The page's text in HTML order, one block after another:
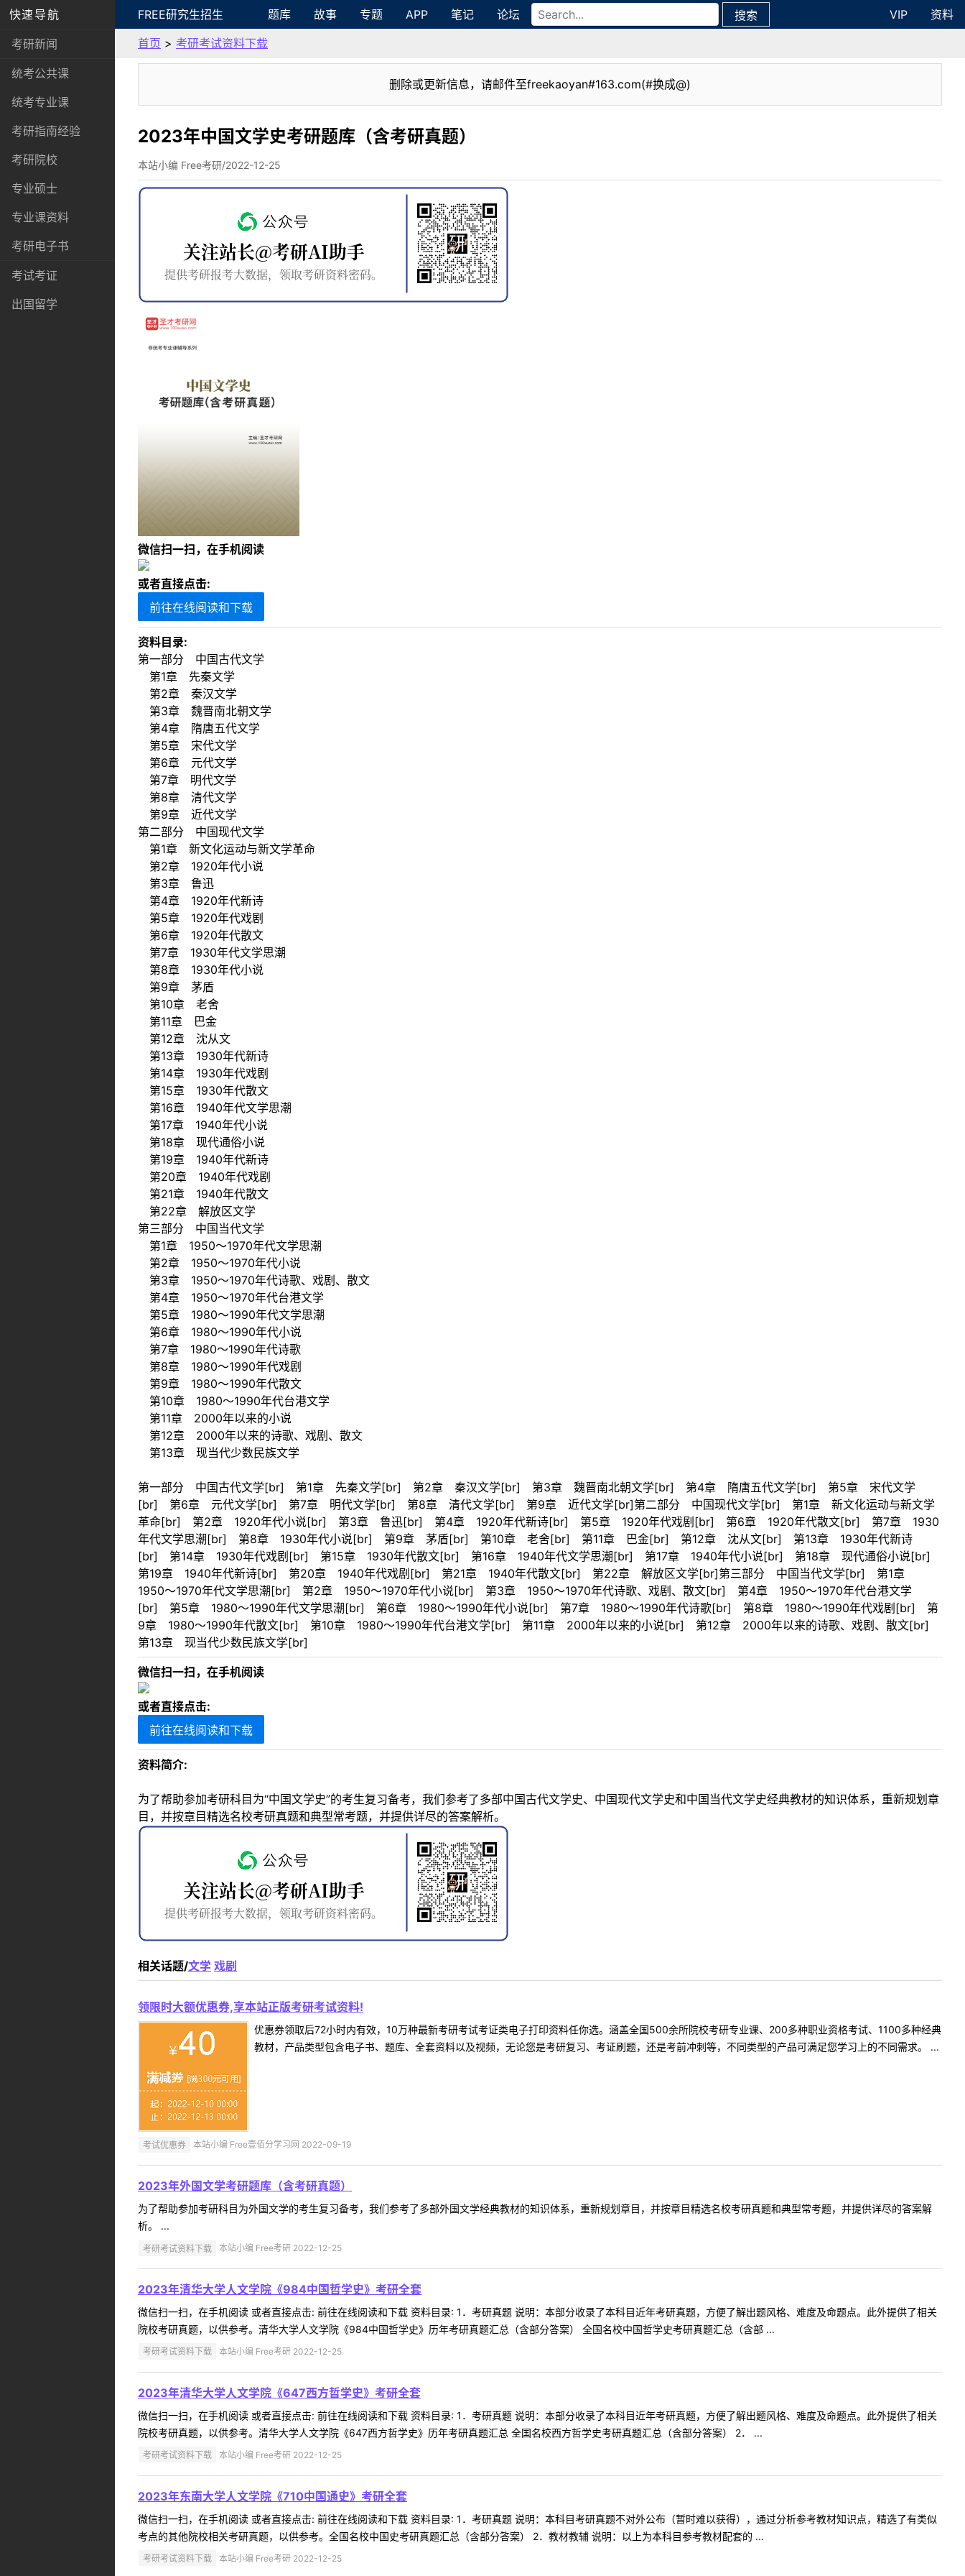
快速导航
考研新闻
统考公共课
统考专业课
考研指南经验
考研院校
专业硕士
专业课资料
考研电子书
考试考证
出国留学
FREE研究生招生 题库 故事 专题 APP 笔记 论坛 搜索 VIP
资料
首页 > 考研考试资料下载
删除或更新信息，请邮件至freekaoyan#163.com(#换成@)
2023年中国文学史考研题库（含考研真题）
本站小编 Free考研/2022-12-25
微信扫一扫，在手机阅读
或者直接点击:
前往在线阅读和下载
资料目录:
第一部分 中国古代文学
第1章 先秦文学
第2章 秦汉文学
第3章 魏晋南北朝文学
第4章 隋唐五代文学
第5章 宋代文学
第6章 元代文学
第7章 明代文学
第8章 清代文学
第9章 近代文学
第二部分 中国现代文学
第1章 新文化运动与新文学革命
第2章 1920年代小说
第3章 鲁迅
第4章 1920年代新诗
第5章 1920年代戏剧
第6章 1920年代散文
第7章 1930年代文学思潮
第8章 1930年代小说
第9章 茅盾
第10章 老舍
第11章 巴金
第12章 沈从文
第13章 1930年代新诗
第14章 1930年代戏剧
第15章 1930年代散文
第16章 1940年代文学思潮
第17章 1940年代小说
第18章 现代通俗小说
第19章 1940年代新诗
第20章 1940年代戏剧
第21章 1940年代散文
第22章 解放区文学
第三部分 中国当代文学
第1章 1950～1970年代文学思潮
第2章 1950～1970年代小说
第3章 1950～1970年代诗歌、戏剧、散文
第4章 1950～1970年代台港文学
第5章 1980～1990年代文学思潮
第6章 1980～1990年代小说
第7章 1980～1990年代诗歌
第8章 1980～1990年代戏剧
第9章 1980～1990年代散文
第10章 1980～1990年代台港文学
第11章 2000年以来的小说
第12章 2000年以来的诗歌、戏剧、散文
第13章 现当代少数民族文学
第一部分 中国古代文学[br] 第1章 先秦文学[br] 第2章 秦汉文学[br] 第3章 魏晋南北朝文学[br] 第4章 隋唐五代文学[br] 第5章 宋代文学
[br] 第6章 元代文学[br] 第7章 明代文学[br] 第8章 清代文学[br] 第9章 近代文学[br]第二部分 中国现代文学[br] 第1章 新文化运动与新文学
革命[br] 第2章 1920年代小说[br] 第3章 鲁迅[br] 第4章 1920年代新诗[br] 第5章 1920年代戏剧[br] 第6章 1920年代散文[br] 第7章 1930
年代文学思潮[br] 第8章 1930年代小说[br] 第9章 茅盾[br] 第10章 老舍[br] 第11章 巴金[br] 第12章 沈从文[br] 第13章 1930年代新诗
[br] 第14章 1930年代戏剧[br] 第15章 1930年代散文[br] 第16章 1940年代文学思潮[br] 第17章 1940年代小说[br] 第18章 现代通俗小说[br]
第19章 1940年代新诗[br] 第20章 1940年代戏剧[br] 第21章 1940年代散文[br] 第22章 解放区文学[br]第三部分 中国当代文学[br] 第1章
1950～1970年代文学思潮[br] 第2章 1950～1970年代小说[br] 第3章 1950～1970年代诗歌、戏剧、散文[br] 第4章 1950～1970年代台港文学
[br] 第5章 1980～1990年代文学思潮[br] 第6章 1980～1990年代小说[br] 第7章 1980～1990年代诗歌[br] 第8章 1980～1990年代戏剧[br] 第
9章 1980～1990年代散文[br] 第10章 1980～1990年代台港文学[br] 第11章 2000年以来的小说[br] 第12章 2000年以来的诗歌、戏剧、散文[br]
第13章 现当代少数民族文学[br]
微信扫一扫，在手机阅读
或者直接点击:
前往在线阅读和下载
资料简介:
为了帮助参加考研科目为“中国文学史”的考生复习备考，我们参考了多部中国古代文学史、中国现代文学史和中国当代文学史经典教材的知识体系，重新规划章
目，并按章目精选名校考研真题和典型常考题，并提供详尽的答案解析。
相关话题/文学 戏剧
领限时大额优惠券,享本站正版考研考试资料!
优惠券领取后72小时内有效，10万种最新考研考试考证类电子打印资料任你选。涵盖全国500余所院校考研专业课、200多种职业资格考试、1100多种经典
教材，产品类型包含电子书、题库、全套资料以及视频，无论您是考研复习、考证刷题，还是考前冲刺等，不同类型的产品可满足您学习上的不同需求。 ...
考试优惠券 本站小编 Free壹佰分学习网 2022-09-19
2023年外国文学考研题库（含考研真题）
为了帮助参加考研科目为外国文学的考生复习备考，我们参考了多部外国文学经典教材的知识体系，重新规划章目，并按章目精选名校考研真题和典型常考题，并提供详尽的答案解
析。 ...
考研考试资料下载 本站小编 Free考研 2022-12-25
2023年清华大学人文学院《984中国哲学史》考研全套
微信扫一扫，在手机阅读 或者直接点击: 前往在线阅读和下载 资料目录: 1．考研真题 说明：本部分收录了本科目近年考研真题，方便了解出题风格、难度及命题点。此外提供了相关
院校考研真题，以供参考。清华大学人文学院《984中国哲学史》历年考研真题汇总（含部分答案） 全国名校中国哲学史考研真题汇总（含部 ...
考研考试资料下载 本站小编 Free考研 2022-12-25
2023年清华大学人文学院《647西方哲学史》考研全套
微信扫一扫，在手机阅读 或者直接点击: 前往在线阅读和下载 资料目录: 1．考研真题 说明：本部分收录了本科目近年考研真题，方便了解出题风格、难度及命题点。此外提供了相关
院校考研真题，以供参考。清华大学人文学院《647西方哲学史》历年考研真题汇总 全国名校西方哲学史考研真题汇总（含部分答案） 2． ...
考研考试资料下载 本站小编 Free考研 2022-12-25
2023年东南大学人文学院《710中国通史》考研全套
微信扫一扫，在手机阅读 或者直接点击: 前往在线阅读和下载 资料目录: 1．考研真题 说明：本科目考研真题不对外公布（暂时难以获得），通过分析参考教材知识点，精选了有类似
考点的其他院校相关考研真题，以供参考。全国名校中国史考研真题汇总（含部分答案） 2．教材教辅 说明：以上为本科目参考教材配套的 ...
考研考试资料下载 本站小编 Free考研 2022-12-25